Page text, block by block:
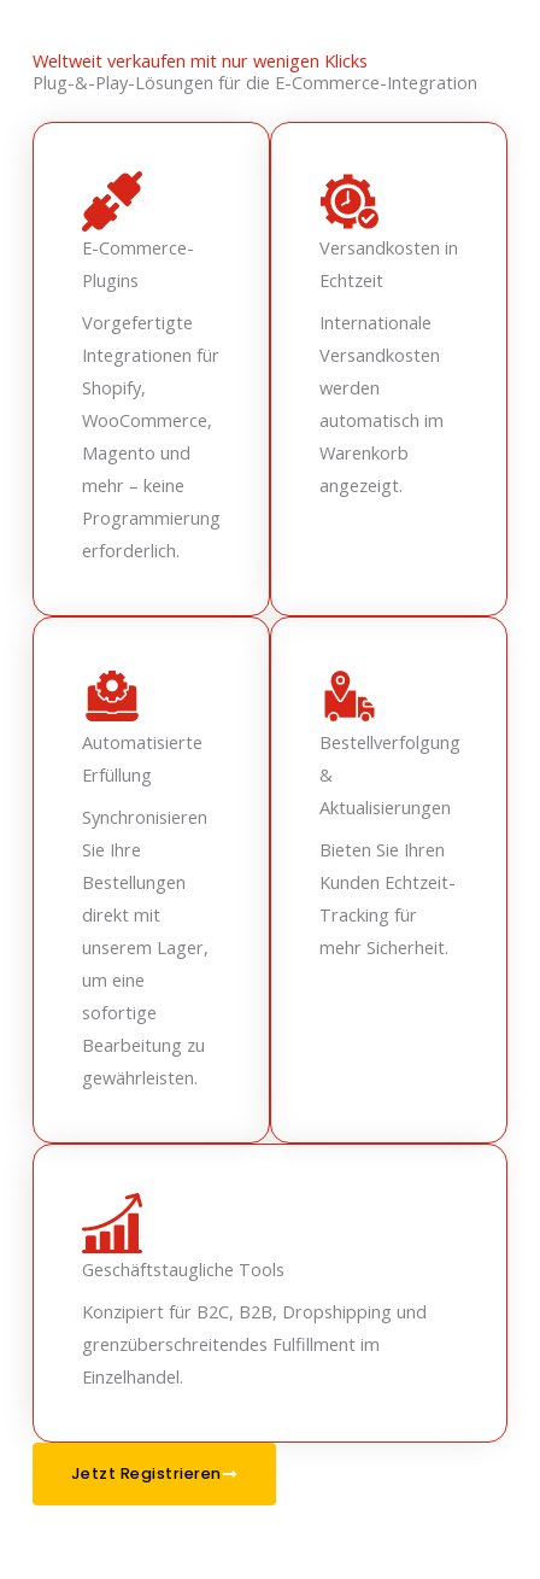
Weltweit verkaufen mit nur wenigen Klicks
Plug-&-Play-Lösungen für die E-Commerce-Integration
E-Commerce-
Plugins
Vorgefertigte
Integrationen für
Shopify,
WooCommerce,
Magento und
mehr – keine
Programmierung
erforderlich.
Versandkosten in
Echtzeit
Internationale
Versandkosten
werden
automatisch im
Warenkorb
angezeigt.
Automatisierte
Erfüllung
Synchronisieren
Sie Ihre
Bestellungen
direkt mit
unserem Lager,
um eine
sofortige
Bearbeitung zu
gewährleisten.
Bestellverfolgung
&
Aktualisierungen
Bieten Sie Ihren
Kunden Echtzeit-
Tracking für
mehr Sicherheit.
Geschäftstaugliche Tools
Konzipiert für B2C, B2B, Dropshipping und
grenzüberschreitendes Fulfillment im
Einzelhandel.
Jetzt Registrieren